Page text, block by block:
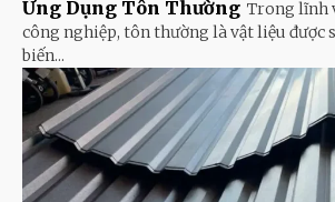
Ứng Dụng Tôn Thường Trong lĩnh
công nghiệp, tôn thường là vật liệu được
biến...